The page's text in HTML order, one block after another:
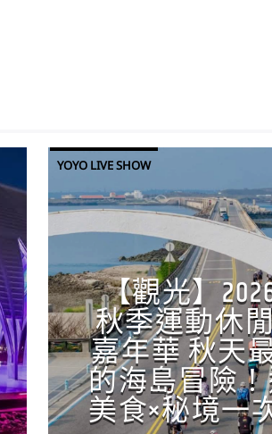
YOYO LIVE SHOW
【觀光】
秋季運動休
嘉年華 秋天最
的海島冒險
美食×秘境一